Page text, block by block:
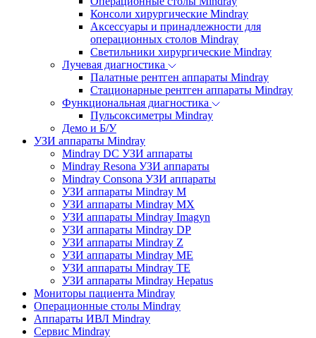
Консоли хирургические Mindray
Аксессуары и принадлежности для
операционных столов Mindray
Светильники хирургические Mindray
Лучевая диагностика
Палатные рентген аппараты Mindray
Стационарные рентген аппараты Mindray
Функциональная диагностика
Пульсоксиметры Mindray
Демо и Б/У
УЗИ аппараты Mindray
Mindray DC УЗИ аппараты
Mindray Resona УЗИ аппараты
Mindray Consona УЗИ аппараты
УЗИ аппараты Mindray M
УЗИ аппараты Mindray MX
УЗИ аппараты Mindray Imagyn
УЗИ аппараты Mindray DP
УЗИ аппараты Mindray Z
УЗИ аппараты Mindray ME
УЗИ аппараты Mindray TE
УЗИ аппараты Mindray Hepatus
Мониторы пациента Mindray
Операционные столы Mindray
Аппараты ИВЛ Mindray
Сервис Mindray